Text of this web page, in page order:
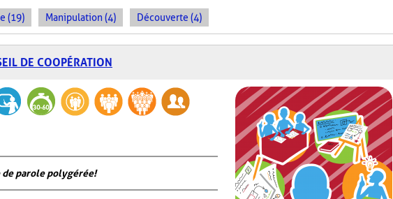
(19) Manipulation (4) Découverte (4)
DE COOPÉRATION
de parole polygérée!